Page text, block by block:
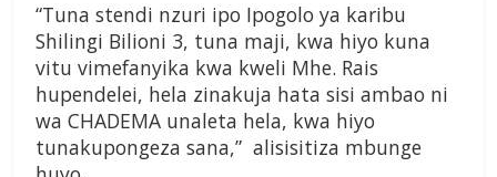
“Tuna stendi nzuri ipo Ipogolo ya karibu
Shilingi Bilioni 3, tuna maji, kwa hiyo kuna
vitu vimefanyika kwa kweli Mhe. Rais
hupendelei, hela zinakuja hata sisi ambao ni
wa CHADEMA unaleta hela, kwa hiyo
tunakupongeza sana,” alisisitiza mbunge